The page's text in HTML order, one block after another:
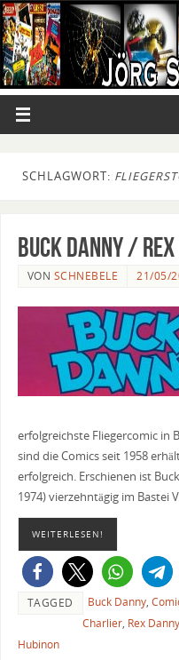
SCHLAGWORT:
Buck Danny /
VON SCHNEBELE 21/05/
erfolgreichste Fliegercomic in
sind die Comics seit 1958
erfolgreich. Erschienen ist
1974) vierzehntägig im Bastei
WEITERLESEN!
TAGGED Buck Danny,
Charlier, Rex Danny
Hubinon